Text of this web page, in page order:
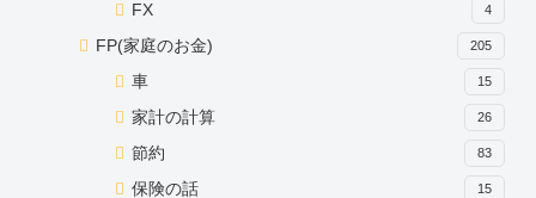
FX 4
FP(家庭のお金) 205
車 15
家計の計算 26
節約 83
保険の話 15